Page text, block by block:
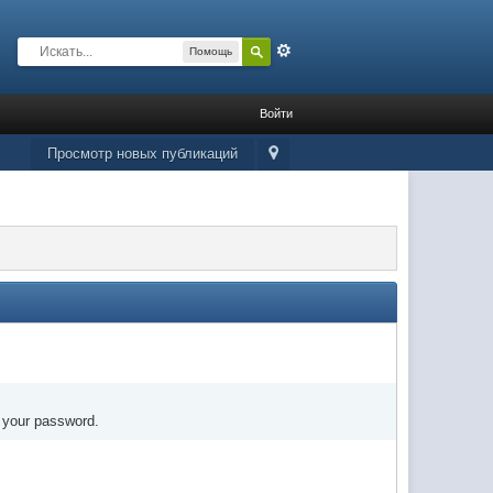
Помощь
Войти
Просмотр новых публикаций
password.